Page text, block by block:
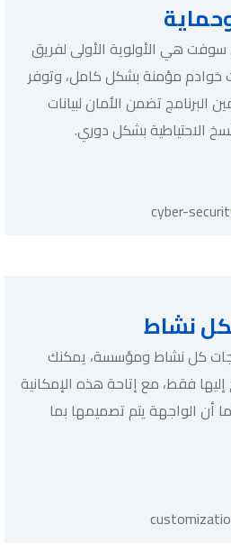
هي الأولوية الأولى لفريق
مؤمنة بشكل كامل، وتوفر
البرنامج تضمن الأمان لبيانات
الاحتياطية بشكل دوري.
نشاط
كل نشاط ومؤسسة، يمكنك
فقط، مع إتاحة هذه الإمكانية
الواجهة يتم تصميمها بما